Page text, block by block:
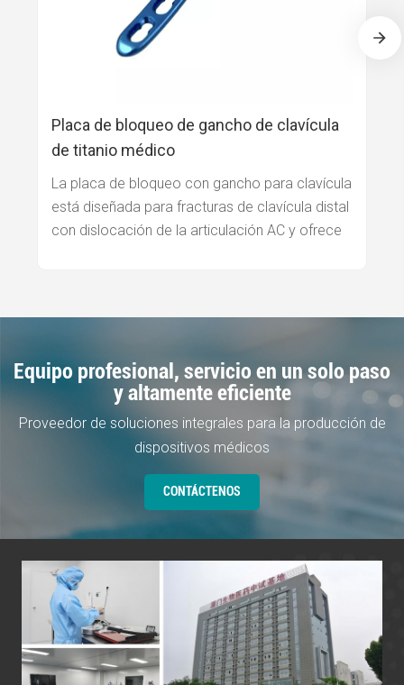
Placa de bloqueo de gancho de clavícula
de titanio médico
La placa de bloqueo con gancho para clavícula
está diseñada para fracturas de clavícula distal
con dislocación de la articulación AC y ofrece
Equipo profesional, servicio en un solo paso
y altamente eficiente
Proveedor de soluciones integrales para la producción de
dispositivos médicos
CONTÁCTENOS